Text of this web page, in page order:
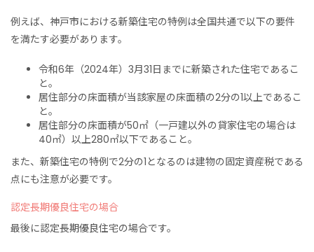
例えば、神戸市における新築住宅の特例は全国共通で以下の要件
を満たす必要があります。
令和6年（2024年）3月31日までに新築された住宅であるこ
と。
居住部分の床面積が当該家屋の床面積の2分の1以上であるこ
と。
居住部分の床面積が50㎡（一戸建以外の貸家住宅の場合は
40㎡）以上280㎡以下であること。
また、新築住宅の特例で2分の1となるのは建物の固定資産税である
点にも注意が必要です。
認定長期優良住宅の場合
最後に認定長期優良住宅の場合です。